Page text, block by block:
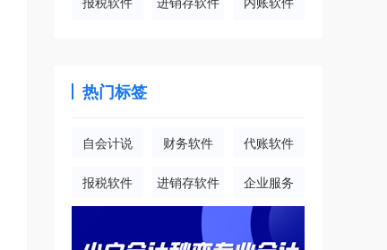
热门标签
自会计说 财务软件 代账软件
报税软件 进销存软件 企业服务